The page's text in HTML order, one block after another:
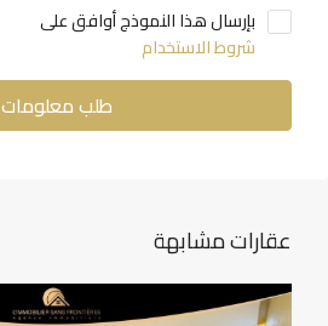
بإرسال هذا النموذج أوافق على
شروط الاستخدام
طلب معلومات
عقارات مشابهة